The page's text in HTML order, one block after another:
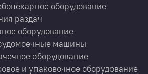
оборудование
раздач
оборудование
машины
оборудование
и упаковочное оборудование